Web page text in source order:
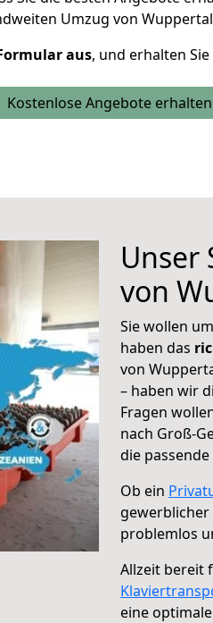
Umzug von
aus, und erhalten
Kostenlose Angebote erhalten
Unser
von
Sie wollen
haben das
von
– haben wir
Fragen
nach Groß-
die
Ob ein
gewerblicher
problemlos
Allzeit bereit
eine optimale